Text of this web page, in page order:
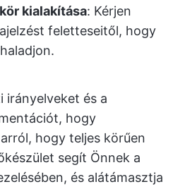
kialakítása: Kérjen
feletteseitől, hogy
irányelveket és a
hogy
hogy teljes körűen
segít Önnek a
és alátámasztja